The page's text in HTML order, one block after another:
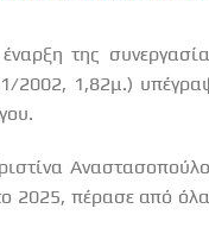
της
2002, 1,82μ.)
πέρασε από